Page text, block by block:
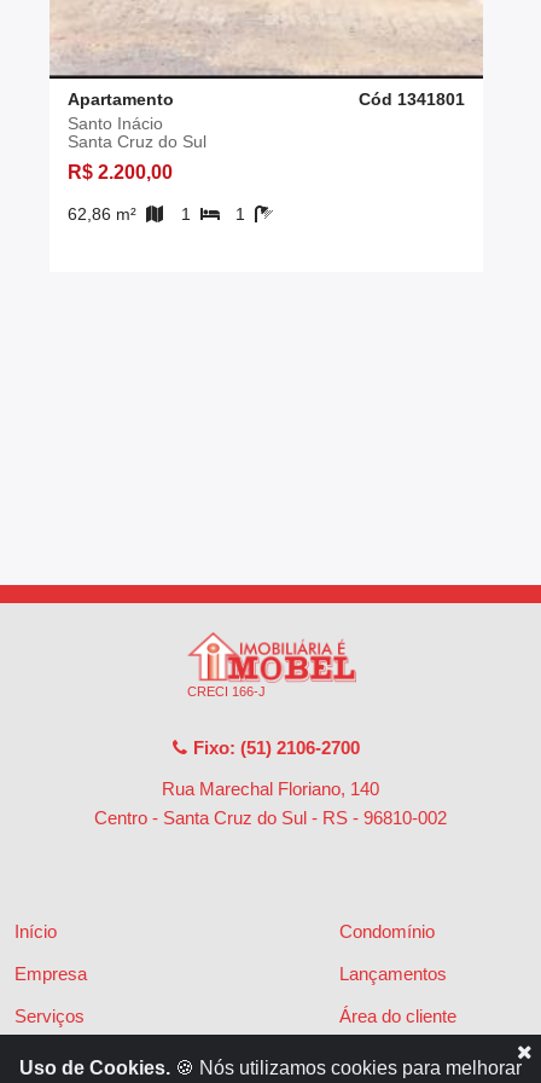
Apartamento
Cód 1341801
Santo Inácio
Santa Cruz do Sul
R$ 2.200,00
62,86 m² 1 1
CRECI 166-J
Fixo: (51) 2106-2700
Rua Marechal Floriano, 140
Centro - Santa Cruz do Sul - RS - 96810-002
Início
Empresa
Serviços
Financiamentos
Condomínio
Lançamentos
Área do cliente
Políticas de privacidade
Uso de Cookies. 🍪 Nós utilizamos cookies para melhorar